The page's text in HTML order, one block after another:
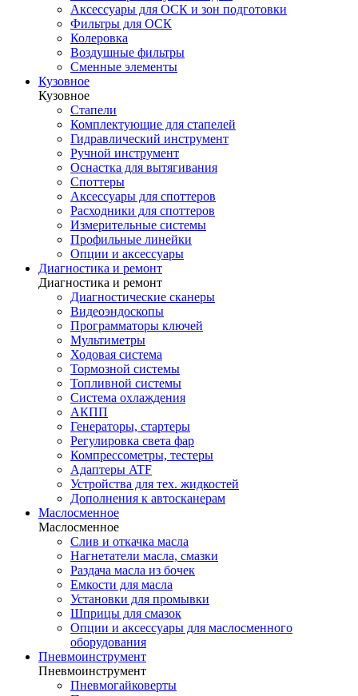
Аксессуары для ОСК и зон подготовки
Фильтры для ОСК
Колеровка
Воздушные фильтры
Сменные элементы
Кузовное
Кузовное
Стапели
Комплектующие для стапелей
Гидравлический инструмент
Ручной инструмент
Оснастка для вытягивания
Споттеры
Аксессуары для споттеров
Расходники для споттеров
Измерительные системы
Профильные линейки
Опции и аксессуары
Диагностика и ремонт
Диагностика и ремонт
Диагностические сканеры
Видеоэндоскопы
Программаторы ключей
Мультиметры
Ходовая система
Тормозной системы
Топливной системы
Система охлаждения
АКПП
Генераторы, стартеры
Регулировка света фар
Компрессометры, тестеры
Адаптеры ATF
Устройства для тех. жидкостей
Дополнения к автосканерам
Маслосменное
Маслосменное
Слив и откачка масла
Нагнетатели масла, смазки
Раздача масла из бочек
Емкости для масла
Установки для промывки
Шприцы для смазок
Опции и аксессуары для маслосменного
оборудования
Пневмоинструмент
Пневмоинструмент
Пневмогайковерты